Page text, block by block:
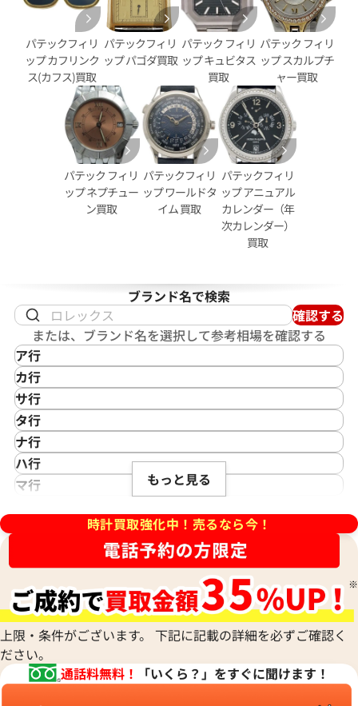
リップ ゴンドーロ 5014J
合わせください
電話で聞く
パテック フィリップ ゴンド
参考買取価格
価格はお問い合わせください
電話で聞く
リップ ゴンドーロ 5010G-
格
合わせください
電話で聞く
パテック フィリップ ゴンド
シルバー
参考買取価格
1,045,000円
※2022年10月27日時点の参考
す
パテックフィリ
ップ カフリンク
ス(カフス)買取
パテックフィリ
ップ パゴダ買取
パテック フィリ
ップ キュビタス
買取
パテック フィリ
ップ スカルプチ
ャー買取
パテック フィリ
ップ ネプチュー
ン買取
パテックフィリ
ップ ワールドタ
イム 買取
パテックフィリ
ップ アニュアル
カレンダー（年
次カレンダー）
買取
ブランド名で検索
確認する
または、ブランド名を選択して参考相場を確認する
ア行
IKEPOD
アイクポッド
IWC
アイダブリューシー
Azimuth
アジムース
ANONIMO
Alain Silberstein
アラン・シルベスタイン
Armand Nicolet
アルマン・ニコレ
WALTHAM
ウォルサム
HUBLOT
ウブロ
ETERNA
エテルナ
カ行
CASIO
カシオ
Cartier
カルティエ
Gaga Milano
ガガミラノ
Quinting
クインティング
Cuervo y Sobrinos
クエルボ・イ・ソブリノス
CVSTOS
クストス
Chronoswiss
クロノスイス
GUCCI
グッチ
Graham
サ行
Saint Laurent
サンローラン
Shellman
シェルマン
CITIZEN
シチズン
Chopard
ショパール
CHAUMET
ショーメ
Jacob & Co.
ジェイコブ
Gerald Genta
タ行
TAG Heuer
タグ・ホイヤー
Daniel Roth
ダニエル・ロート
TUDOR
チューダー(チュードル)
ティファニー
Dior
ディオール
ナ行
NOMOS Glashütte
ノモス グラスヒュッテ
ハ行
Hamilton
Harry Winston
ハリー・ウィンストン
Patek Philippe
Panerai
パネライ
Parmigiani Fleurier
パルミジャーニ・フルリエ
Piaget
マ行
MAURICE LACROIX
モーリス・ラクロア
RALPH LAUREN
ラルフ ローレン
リシャール・ミル
Louis Vuitton
ルイ・ヴィトン
Luminox
ルミノックス
Ressence
もっと見る
時計買取強化中！売るなら今！
上限・条件がございます。 下記に記載の詳細を必ずご確認く
ださい。
通話料無料！
「いくら？」をすぐに聞けます！